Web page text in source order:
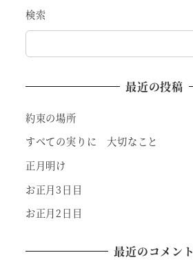
検索
最近の投稿
約束の場所
すべての実りに 大切なこと
正月明け
お正月3日目
お正月2日目
最近のコメント